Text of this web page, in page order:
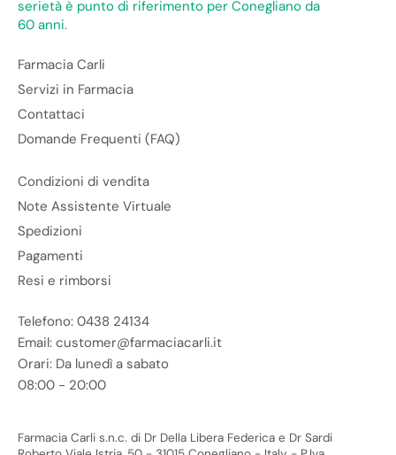
serietà è punto di riferimento per Conegliano da
60 anni.
Farmacia Carli
Servizi in Farmacia
Contattaci
Domande Frequenti (FAQ)
Condizioni di vendita
Note Assistente Virtuale
Spedizioni
Pagamenti
Resi e rimborsi
Telefono: 0438 24134
Email: customer@farmaciacarli.it
Orari: Da lunedì a sabato
08:00 - 20:00
Farmacia Carli s.n.c. di Dr Della Libera Federica e Dr Sardi